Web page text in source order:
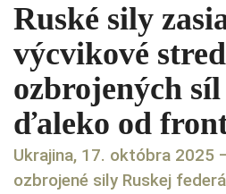
Ruské sily
výcvikové
ozbrojených
ďaleko od
Ukrajina, 17. októbra 2025
ozbrojené sily Ruskej